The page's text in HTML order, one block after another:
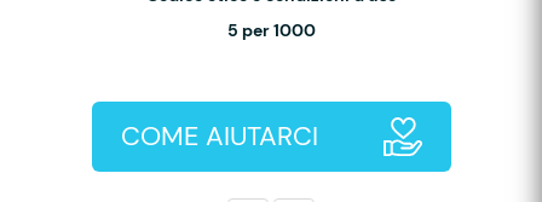
5 per 1000
COME AIUTARCI